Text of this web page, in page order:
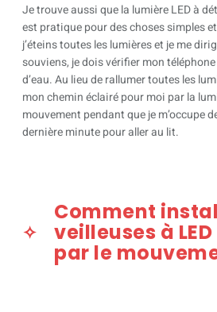
Je trouve aussi que la lumière LED à
est pratique pour des choses simples
j’éteins toutes les lumières et je me
souviens, je dois vérifier mon
d’eau. Au lieu de rallumer toutes les
mon chemin éclairé pour moi par la
mouvement pendant que je m’occupe
dernière minute pour aller au lit.
Comment
veilleuses à
par le